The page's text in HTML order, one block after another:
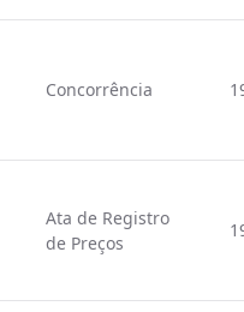
Concorrência
Ata de Registro
de Preços